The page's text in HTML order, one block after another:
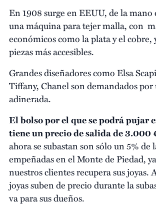
En 1908 surge en EEUU, de la mano
una máquina para tejer malla, con
económicos como la plata y el cobre,
piezas más accesibles.
Grandes diseñadores como Elsa
Tiffany, Chanel son demandados por
adinerada.
El bolso por el que se podrá pujar
tiene un precio de salida de 3.000
ahora se subastan son sólo un 5% de
empeñadas en el Monte de Piedad,
nuestros clientes recupera sus joyas.
joyas suben de precio durante la
va para sus dueños.